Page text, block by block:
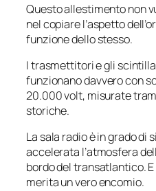
Questo allestimento non
nel copiare l’aspetto
funzione dello stesso.
I trasmettitori e gli
funzionano davvero con
20.000 volt, misurate
storiche.
La sala radio è in grado di
accelerata l’atmosfera
bordo del transatlantico.
merita un vero encomio.